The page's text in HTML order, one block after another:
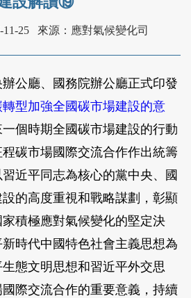
25 來源：應對氣候變化司
廳、國務院辦公廳正式印發
轉型加強全國碳市場建設的意
一個時期全國碳市場建設的行動
碳市場國際交流合作作出統籌
近平同志為核心的黨中央、國
的高度重視和戰略謀劃，彰顯
積極應對氣候變化的堅定決
時代中國特色社會主義思想為
態文明思想和習近平外交思
際交流合作的重要意義，持續